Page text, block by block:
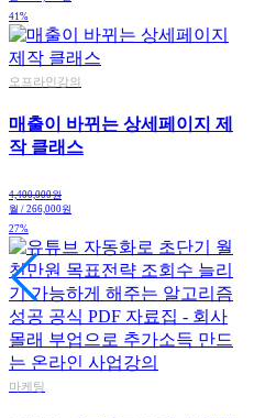
41%
오프라인강의
매출이 바뀌는 상세페이지 제
작 클래스
4,400,000원
월 / 266,000원
27%
마케팅